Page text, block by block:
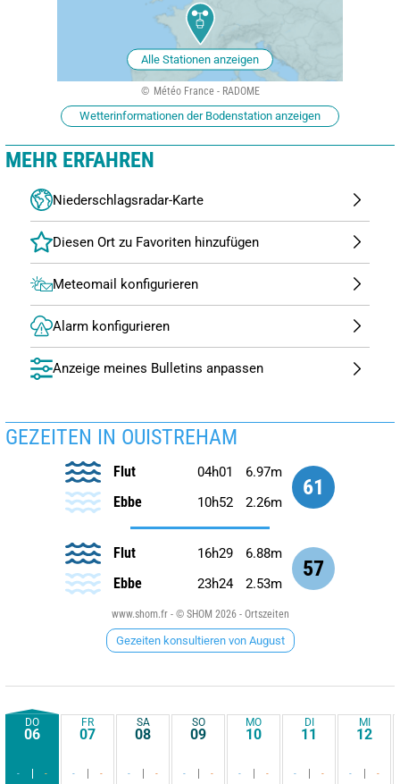
Alle Stationen anzeigen
Météo France - RADOME
Wetterinformationen der Bodenstation anzeigen
MEHR ERFAHREN
Niederschlagsradar-Karte
Meteomail konfigurieren
Alarm konfigurieren
Anzeige meines Bulletins anpassen
GEZEITEN IN OUISTREHAM
61
Flut 04h01 6.97m
Ebbe 10h52 2.26m
57
Flut 16h29 6.88m
Ebbe 23h24 2.53m
www.shom.fr - © SHOM 2026 - Ortszeiten
Gezeiten konsultieren von August
DO
06
- -
FR
07
- -
SA
08
- -
SO
09
- -
MO
10
- -
DI
11
- -
MI
12
- -